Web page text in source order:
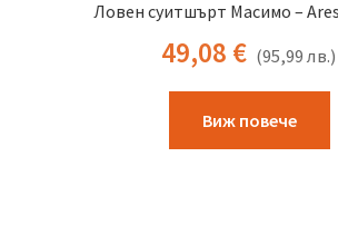
Ловен суитшърт Масимо –
49,08 € (95,99лв.)
Виж повече